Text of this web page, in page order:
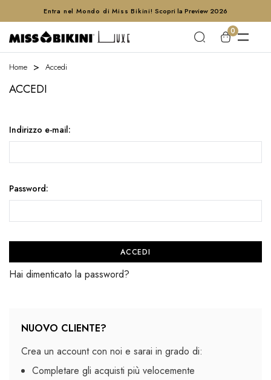
Entra nel Mondo di Miss Bikini! Scopri la Preview 2026
0
Home Accedi
ACCEDI
Indirizzo e-mail:
Password:
Hai dimenticato la password?
NUOVO CLIENTE?
Crea un account con noi e sarai in grado di:
Completare gli acquisti più velocemente